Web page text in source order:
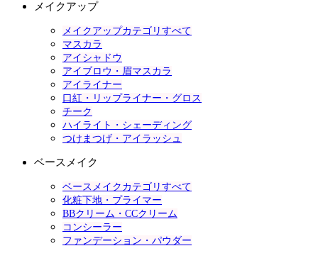
メイクアップ
メイクアップカテゴリすべて
マスカラ
アイシャドウ
アイブロウ・眉マスカラ
アイライナー
口紅・リップライナー・グロス
チーク
ハイライト・シェーディング
つけまつげ・アイラッシュ
ベースメイク
ベースメイクカテゴリすべて
化粧下地・プライマー
BBクリーム・CCクリーム
コンシーラー
ファンデーション・パウダー